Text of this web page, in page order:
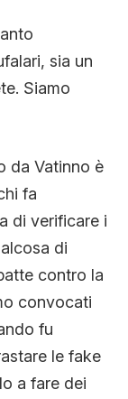
sia un
Siamo
da Vatinno è
fa
di verificare i
di
contro la
convocati
fu
le fake
a fare dei